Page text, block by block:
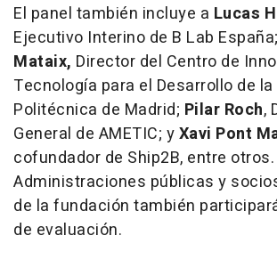
El panel también incluye a Lucas
Ejecutivo Interino de B Lab España;
Mataix, Director del Centro de
Tecnología para el Desarrollo de
Politécnica de Madrid; Pilar Roch,
General de AMETIC; yXavi Pont
cofundador de Ship2B, entre otros.
Administraciones públicas y
de la fundación también
de evaluación.